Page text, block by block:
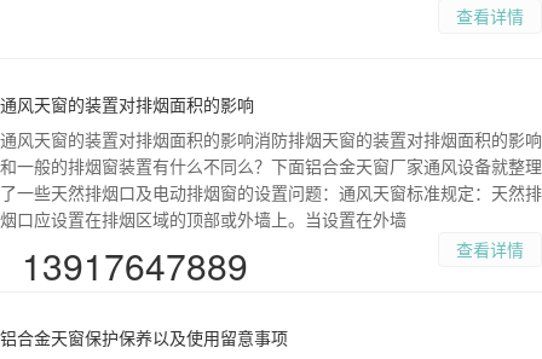
查看详情
通风天窗的装置对排烟面积的影响
通风天窗的装置对排烟面积的影响消防排烟天窗的装置对排烟面积的影响
和一般的排烟窗装置有什么不同么？下面铝合金天窗厂家通风设备就整理
了一些天然排烟口及电动排烟窗的设置问题：通风天窗标准规定：天然排
烟口应设置在排烟区域的顶部或外墙上。当设置在外墙
查看详情
铝合金天窗保护保养以及使用留意事项
13917647889